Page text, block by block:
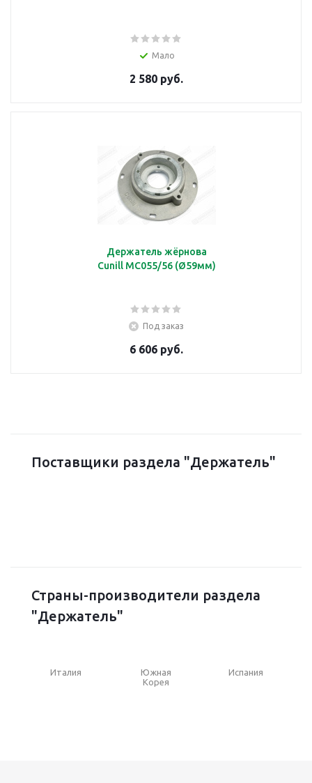
Мало
2 580 руб.
Держатель жёрнова
Cunill MC055/56 (Ø59мм)
Под заказ
6 606 руб.
Поставщики раздела "Держатель"
Страны-производители раздела
"Держатель"
Италия
Южная
Корея
Испания